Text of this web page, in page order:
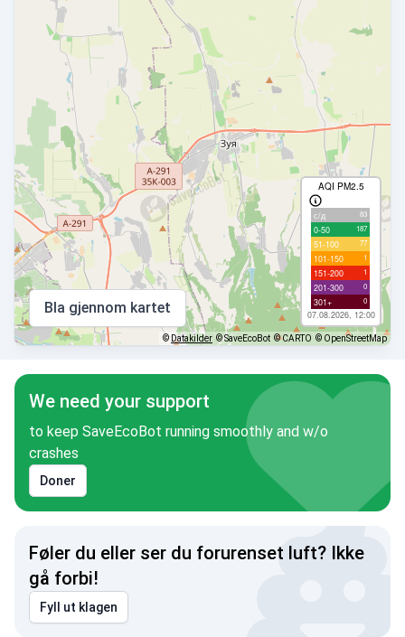
AQI PM2.5
с/д 83
0-50 187
51-100 77
101-150 1
151-200 1
201-300 0
301+ 0
07.08.2026, 12:00
Bla gjennom kartet
© Datakilder © SaveEcoBot © CARTO © OpenStreetMap
We need your support
to keep SaveEcoBot running smoothly and w/o
crashes
Doner
Føler du eller ser du forurenset luft? Ikke
gå forbi!
Fyll ut klagen